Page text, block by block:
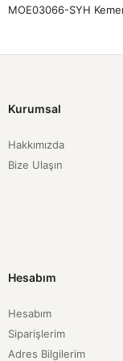
Kurumsal
Hakkımızda
Bize Ulaşın
Hesabım
Hesabım
Siparişlerim
Adres Bilgilerim